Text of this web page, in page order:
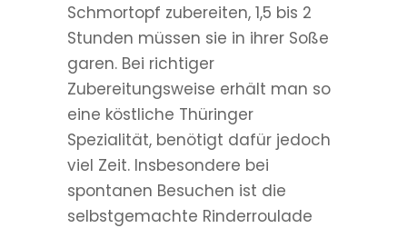
Schmortopf zubereiten, 1,5 bis 2
Stunden müssen sie in ihrer Soße
garen. Bei richtiger
Zubereitungsweise erhält man so
eine köstliche Thüringer
Spezialität, benötigt dafür jedoch
viel Zeit. Insbesondere bei
spontanen Besuchen ist die
selbstgemachte Rinderroulade